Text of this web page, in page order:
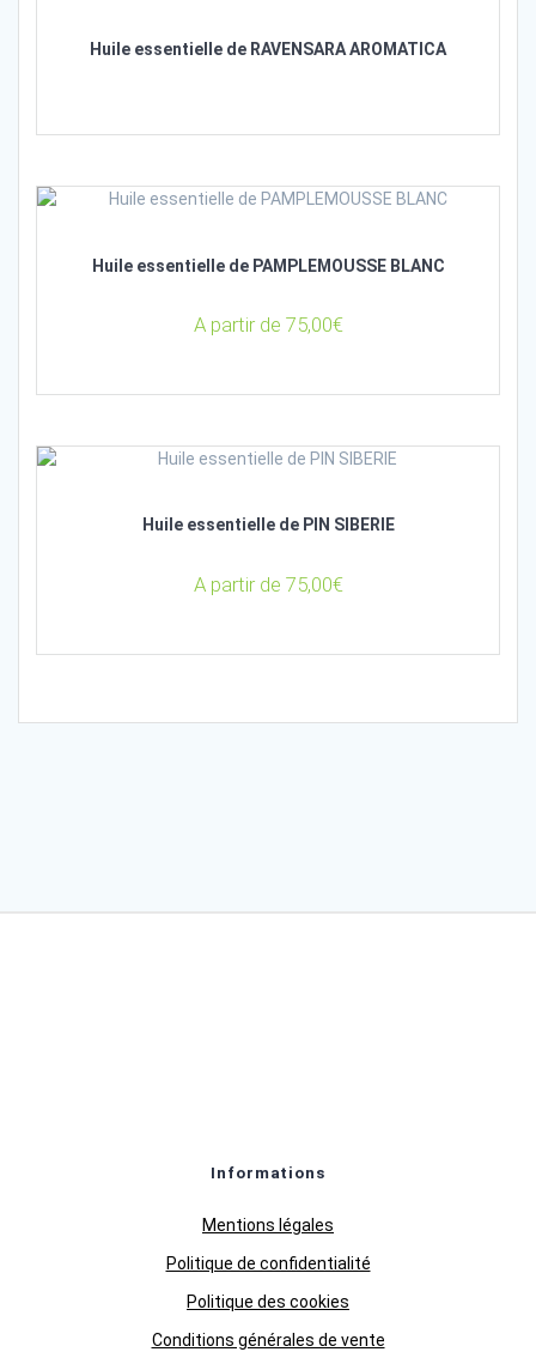
Huile essentielle de RAVENSARA AROMATICA
Huile essentielle de PAMPLEMOUSSE BLANC
A partir de 75,00€
Huile essentielle de PIN SIBERIE
A partir de 75,00€
Informations
Mentions légales
Politique de confidentialité
Politique des cookies
Conditions générales de vente